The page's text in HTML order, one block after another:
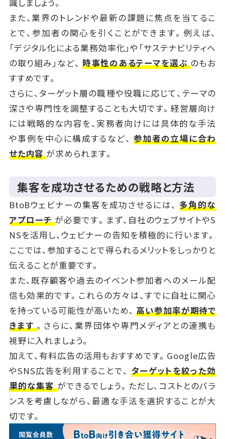
識しましょう。
また、業界のトレンドや最新の課題に焦点を当てるこ
とで、参加者の関心を引くことができます。例えば、
「デジタル化による業務効率化」や「サステナビリティへ
の取り組み」など、 時事性のあるテーマを選ぶのもお
すすめです。
さらに、ターゲット層の職種や役職に応じて、テーマの
深さや専門性を調整することも大切です。経営層向け
には戦略的な内容を、実務者向けには具体的な手法
や事例を中心に構成するなど、 参加者の立場に合わ
せた内容が求められます。
集客を成功させるための戦略と方法
BtoBウェビナーの集客を成功させるには、 多角的な
アプローチが必要です。まず、自社のウェブサイトやS
NSを活用し、ウェビナーの告知を積極的に行います。
ここでは、参加することで得られるメリットをしっかりと
伝えることが重要です。
また、既存顧客や過去のイベント参加者へのメール配
信も効果的です。これらの方々は、すでに自社に関心
を持っている可能性が高いため、高い参加率が期待で
きます。さらに、業界団体や専門メディアとの連携も
視野に入れましょう。
加えて、有料広告の活用もおすすめです。Google広告
やSNS広告を利用することで、 ターゲットを絞った効
果的な集客ができるでしょう。ただし、コストとのバラ
ンスを考慮しながら、最適な手法を選択することが大
切です。